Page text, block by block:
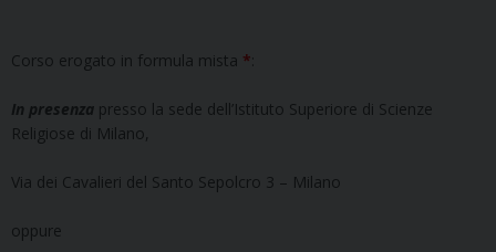
Corso erogato in formula mista *:
In presenza presso la sede dell’Istituto Superiore di Scienze
Religiose di Milano,
Via dei Cavalieri del Santo Sepolcro 3 – Milano
oppure